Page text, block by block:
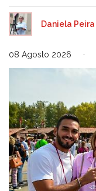
Daniela Peira
08 Agosto 2026